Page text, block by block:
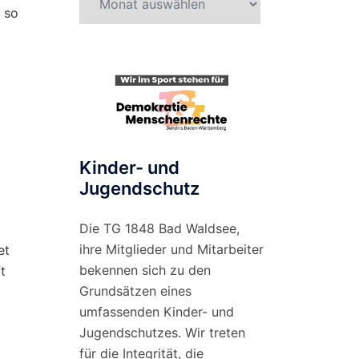
so
nach
Kinder- und
Jugendschutz
Die TG 1848 Bad Waldsee,
ihre Mitglieder und Mitarbeiter
bekennen sich zu den
Grundsätzen eines
umfassenden Kinder- und
Jugendschutzes. Wir treten
für die Integrität, die